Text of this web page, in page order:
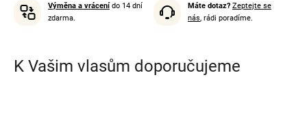
Výměna a vrácenído 14 dní
zdarma.
Máte dotaz? Zeptejte se
nás, rádi poradíme.
K Vašim vlasům doporučujeme